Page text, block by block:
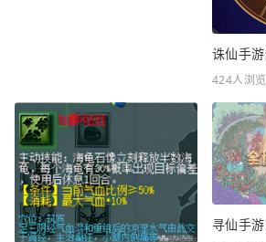
424人浏览